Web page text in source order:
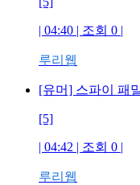
| 04:40 | 조회 0 |
루리웹
[유머] 스파이 패
[5]
| 04:42 | 조회 0 |
루리웹